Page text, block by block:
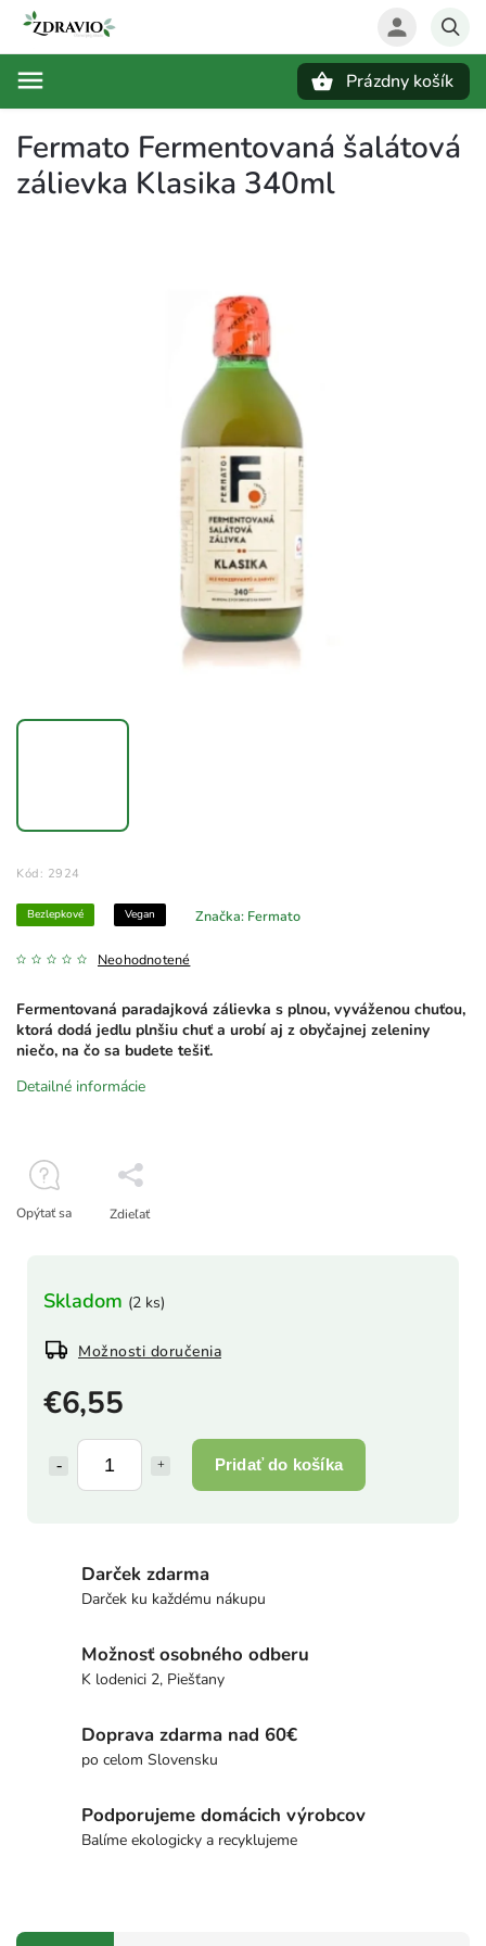
Prázdny košík
Fermato Fermentovaná šalátová
zálievka Klasika 340ml
Kód: 2924
Bezlepkové Vegan
Neohodnotené
Značka: Fermato
€6,55
Pridať do košíka
Skladom (2 ks)
Možnosti doručenia
Fermentovaná paradajková zálievka s plnou, vyváženou chuťou,
ktorá dodá jedlu plnšiu chuť a urobí aj z obyčajnej zeleniny
niečo, na čo sa budete tešiť.
Detailné informácie
Opýtať sa Zdieľať
Darček zdarma
Darček ku každému nákupu
Možnosť osobného odberu
K lodenici 2, Piešťany
Doprava zdarma nad 60€
po celom Slovensku
Podporujeme domácich výrobcov
Balíme ekologicky a recyklujeme